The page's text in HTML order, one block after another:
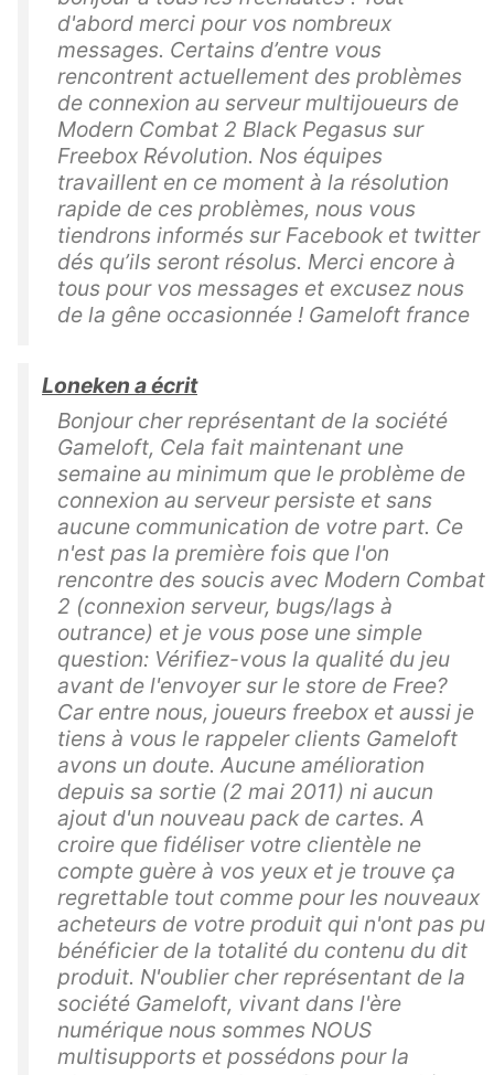
d'abord merci pour vos nombreux
messages. Certains d’entre vous
rencontrent actuellement des problèmes
de connexion au serveur multijoueurs de
Modern Combat 2 Black Pegasus sur
Freebox Révolution. Nos équipes
travaillent en ce moment à la résolution
rapide de ces problèmes, nous vous
tiendrons informés sur Facebook et twitter
dés qu’ils seront résolus. Merci encore à
tous pour vos messages et excusez nous
de la gêne occasionnée ! Gameloft france
Loneken a écrit
Bonjour cher représentant de la société
Gameloft, Cela fait maintenant une
semaine au minimum que le problème de
connexion au serveur persiste et sans
aucune communication de votre part. Ce
n'est pas la première fois que l'on
rencontre des soucis avec Modern Combat
2 (connexion serveur, bugs/lags à
outrance) et je vous pose une simple
question: Vérifiez-vous la qualité du jeu
avant de l'envoyer sur le store de Free?
Car entre nous, joueurs freebox et aussi je
tiens à vous le rappeler clients Gameloft
avons un doute. Aucune amélioration
depuis sa sortie (2 mai 2011) ni aucun
ajout d'un nouveau pack de cartes. A
croire que fidéliser votre clientèle ne
compte guère à vos yeux et je trouve ça
regrettable tout comme pour les nouveaux
acheteurs de votre produit qui n'ont pas pu
bénéficier de la totalité du contenu du dit
produit. N'oublier cher représentant de la
société Gameloft, vivant dans l'ère
numérique nous sommes NOUS
multisupports et possédons pour la